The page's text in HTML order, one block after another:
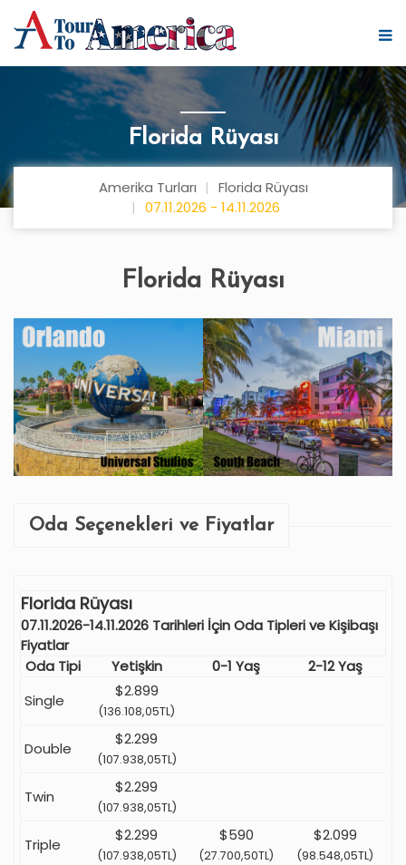
Florida Rüyası
Amerika Turları
Florida Rüyası
07.11.2026 - 14.11.2026
Florida Rüyası
Oda Seçenekleri ve Fiyatlar
Florida Rüyası
07.11.2026-14.11.2026 Tarihleri İçin Oda Tipleri ve Kişibaşı
Fiyatlar
Oda Tipi
Yetişkin 0-1 Yaş
2-12 Yaş
Single
$2.899
(136.108,05TL)
Double
$2.299
(107.938,05TL)
Twin
$2.299
(107.938,05TL)
Triple
$2.299
(107.938,05TL)
$590
(27.700,50TL)
$2.099
(98.548,05TL)